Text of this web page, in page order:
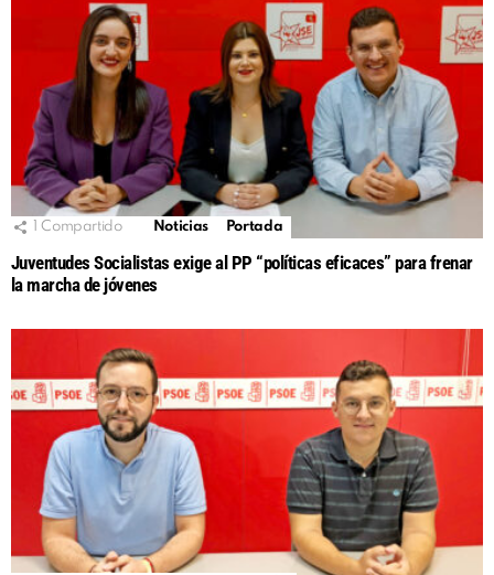
Compartido Noticias Portada
Juventudes Socialistas exige al PP “políticas eficaces” para frenar
la marcha de jóvenes